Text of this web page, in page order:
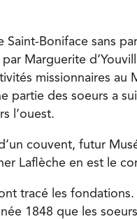
Saint-Boniface sans
Marguerite
missionnaires au
partie des soeurs a
l’ouest.
couvent, futur
Laflèche en est le
tracé les
1848 que les